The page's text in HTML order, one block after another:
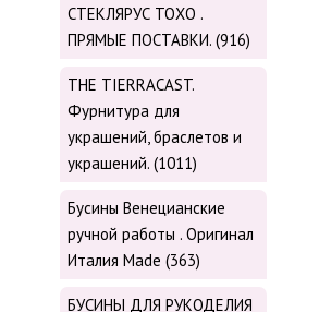
СТЕКЛЯРУС TOХО .
ПРЯМЫЕ ПОСТАВКИ. (916)
THE TIERRACAST.
Фурнитура для
украшений, браслетов и
украшений. (1011)
Бусины Венецианские
ручной работы . Оригинал
Италия Made (363)
БУСИНЫ ДЛЯ РУКОДЕЛИЯ